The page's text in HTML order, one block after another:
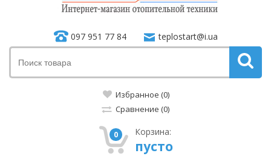
097 951 77 84 teplostart@i.ua
Избранное (0)
Сравнение (0)
0 Корзина:
пусто